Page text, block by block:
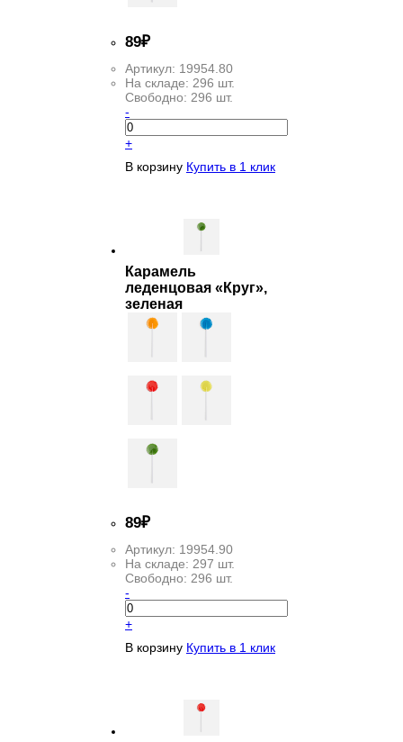
89₽
Артикул: 19954.80
На складе: 296 шт.
Свободно: 296 шт.
-
+
В корзину Купить в 1 клик
Карамель
леденцовая «Круг»,
зеленая
89₽
Артикул: 19954.90
На складе: 297 шт.
Свободно: 296 шт.
-
+
В корзину Купить в 1 клик